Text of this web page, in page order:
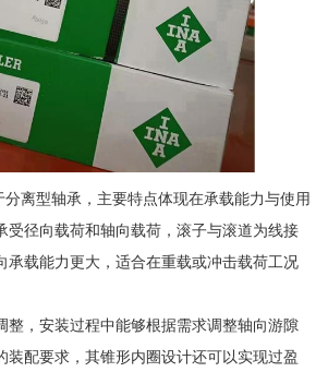
离型轴承，主要特点体现在承载能力与使用
受径向载荷和轴向载荷，滚子与滚道为线接
承载能力更大，适合在重载或冲击载荷工况
整，安装过程中能够根据需求调整轴向游隙
装配要求，其锥形内圈设计还可以实现过盈